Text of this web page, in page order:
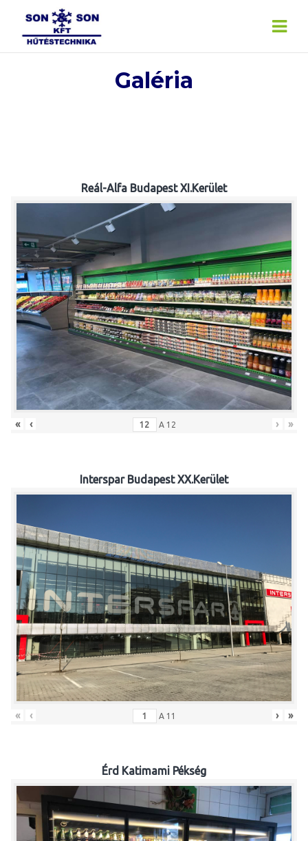
content
Galéria
Reál-Alfa Budapest XI.Kerület
« ‹ A 12 › »
Interspar Budapest XX.Kerület
« ‹ A 11 › »
Érd Katimami Pékség